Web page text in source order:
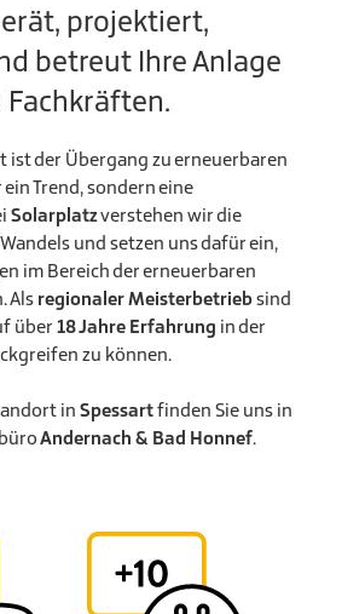
projektiert,
betreut Ihre Anlage
ist der Übergang zu erneuerbaren
Trend, sondern eine
Solarplatzverstehen wir die
und setzen uns dafür ein,
im Bereich der erneuerbaren
Als regionaler Meisterbetriebsind
über 18 Jahre Erfahrung in der
zu können.
in Spessartfinden Sie uns in
Andernach & Bad Honnef.